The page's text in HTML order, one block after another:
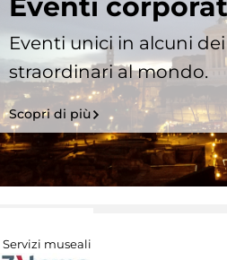
Eventi
Eventi unici in alcuni
straordinari al mondo.
Scopri di più
Servizi museali